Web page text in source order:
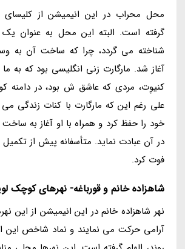
محل محراب در این انیمیشن از کلیسای
گرفته است. البته این محل به عنوان یک
شناخته می گردد، چرا که ساخت آن به
آغاز شد. مارگارت زنی انگلیسی بود که به
کنیوِت، مردی که عاشق ش بود، در دامنه
علی رغم این که مارگارت با کنات زندگی می
خود را حفظ کرد و همراه با او آغاز به ساخت
در آن عبادت نماید. متأسفانه پیش از تکمیل
فوت کرد.
شاهزاده خانم و قورباغه- نهرهای کوچک
نهر شاهزاده خانم در این انیمیشن از این
آرامی حرکت می نمایند و نماد شاخص این